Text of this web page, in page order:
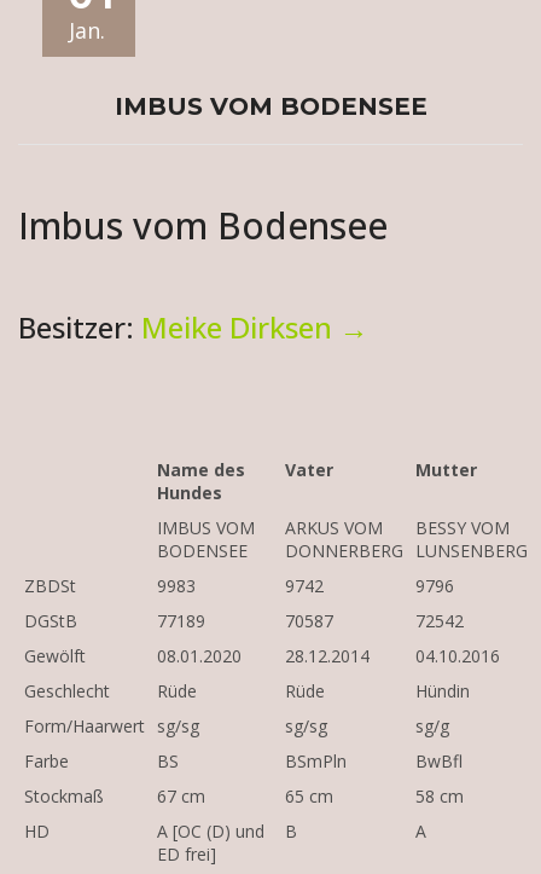
Jan.
IMBUS VOM BODENSEE
Imbus vom Bodensee
Besitzer: Meike Dirksen →
Name des
Hundes
Vater Mutter
IMBUS VOM
BODENSEE
ARKUS VOM
DONNERBERG
BESSY VOM
LUNSENBERG
ZBDSt
9983 9742
9796
DGStB
77189 70587
72542
Gewölft
08.01.2020 28.12.2014
04.10.2016
Geschlecht
Rüde Rüde
Hündin
Form/Haarwert sg/sg sg/sg
sg/g
Farbe
BS BSmPln
BwBfl
Stockmaß
67 cm 65 cm
58 cm
HD
A [OC (D) und
ED frei]
B A